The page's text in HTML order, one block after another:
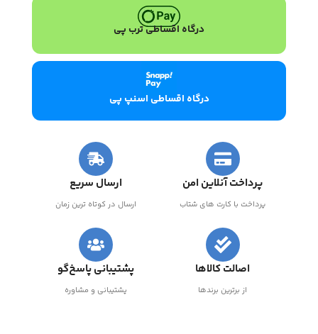
درگاه اقساطی ترب پی
درگاه اقساطی اسنپ پی
پرداخت آنلاین امن
پرداخت با کارت های شتاب
ارسال سریع
ارسال در کوتاه ترین زمان
اصالت کالاها
از برترین برندها
پشتیبانی پاسخ‌گو
پشتیبانی و مشاوره